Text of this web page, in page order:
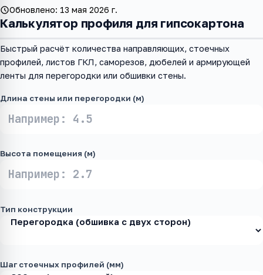
Обновлено: 13 мая 2026 г.
Калькулятор профиля для гипсокартона
Быстрый расчёт количества направляющих, стоечных
профилей, листов ГКЛ, саморезов, дюбелей и армирующей
ленты для перегородки или обшивки стены.
Длина стены или перегородки (м)
Высота помещения (м)
Тип конструкции
Шаг стоечных профилей (мм)